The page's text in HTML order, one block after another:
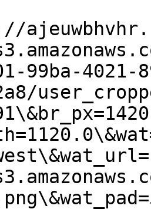
99ba-4021-